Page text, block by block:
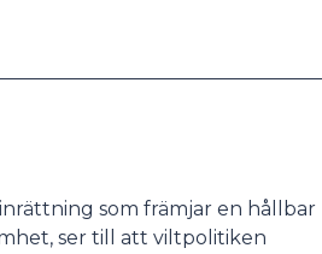
som främjar en hållbar
ser till att viltpolitiken